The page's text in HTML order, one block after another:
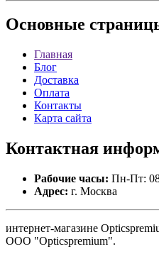
Основные
Главная
Блог
Доставка
Оплата
Контакты
Карта сайта
Контактная
Рабочие часы: Пн-Пт:
Адрес: г. Москва
интернет-магазине
ООО "Opticspremium".